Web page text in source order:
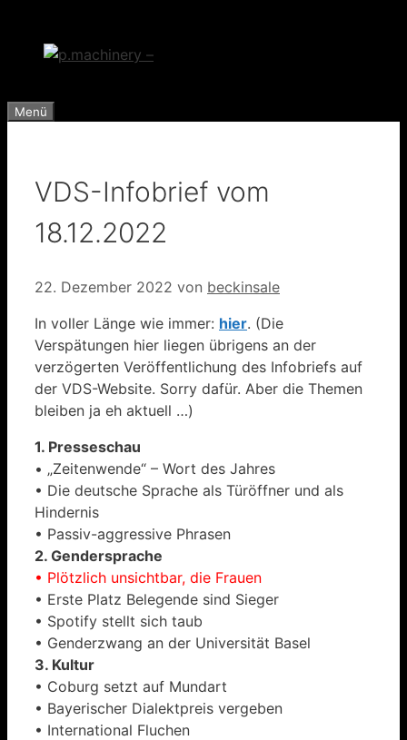
springen
Menü
VDS-Infobrief vom
18.12.2022
22. Dezember 2022 von beckinsale
In voller Länge wie immer: hier. (Die
Verspätungen hier liegen übrigens an der
verzögerten Veröffentlichung des Infobriefs auf
der VDS-Website. Sorry dafür. Aber die Themen
bleiben ja eh aktuell …)
1. Presseschau
• „Zeitenwende“ – Wort des Jahres
• Die deutsche Sprache als Türöffner und als
Hindernis
• Passiv-aggressive Phrasen
2. Gendersprache
• Plötzlich unsichtbar, die Frauen
• Erste Platz Belegende sind Sieger
• Spotify stellt sich taub
• Genderzwang an der Universität Basel
3. Kultur
• Coburg setzt auf Mundart
• Bayerischer Dialektpreis vergeben
• International Fluchen